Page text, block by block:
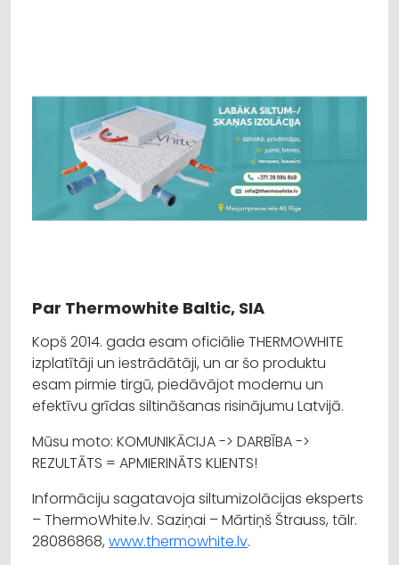
Par Thermowhite Baltic, SIA
Kopš 2014. gada esam oficiālie THERMOWHITE
izplatītāji un iestrādātāji, un ar šo produktu
esam pirmie tirgū, piedāvājot modernu un
efektīvu grīdas siltināšanas risinājumu Latvijā.
Mūsu moto: KOMUNIKĀCIJA -> DARBĪBA ->
REZULTĀTS = APMIERINĀTS KLIENTS!
Informāciju sagatavoja siltumizolācijas eksperts
– ThermoWhite.lv. Saziņai – Mārtiņš Štrauss, tālr.
28086868, www.thermowhite.lv.